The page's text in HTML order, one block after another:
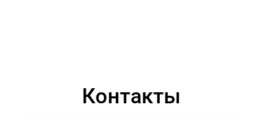
Контакты